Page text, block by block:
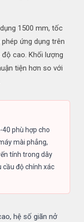
1500 mm, tốc
ứng dụng trên
cao. Khối lượng
tiện hơn so với
phù hợp cho
mài phẳng,
tính trong dây
cầu độ chính xác
hệ số giãn nở